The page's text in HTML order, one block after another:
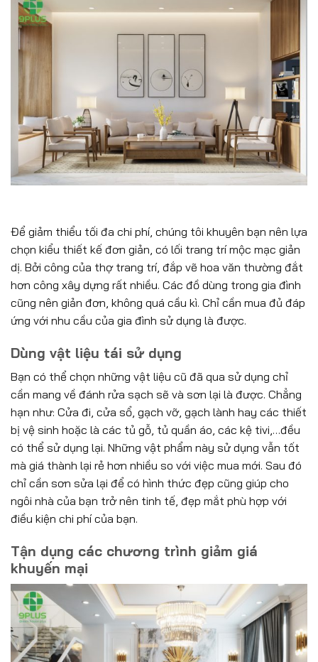
Để giảm thiểu tối đa chi phí, chúng tôi khuyên bạn nên lựa
chọn kiểu thiết kế đơn giản, có lối trang trí mộc mạc giản
dị. Bởi công của thợ trang trí, đắp vẽ hoa văn thường đắt
hơn công xây dựng rất nhiều. Các đồ dùng trong gia đình
cũng nên giản đơn, không quá cầu kì. Chỉ cần mua đủ đáp
ứng với nhu cầu của gia đình sử dụng là được.
Dùng vật liệu tái sử dụng
Bạn có thể chọn những vật liệu cũ đã qua sử dụng chỉ
cần mang về đánh rửa sạch sẽ và sơn lại là được. Chẳng
hạn như: Cửa đi, cửa sổ, gạch vỡ, gạch lành hay các thiết
bị vệ sinh hoặc là các tủ gỗ, tủ quần áo, các kệ tivi,…đều
có thể sử dụng lại. Những vật phẩm này sử dụng vẫn tốt
mà giá thành lại rẻ hơn nhiều so với việc mua mới. Sau đó
chỉ cần sơn sửa lại để có hình thức đẹp cũng giúp cho
ngôi nhà của bạn trở nên tinh tế, đẹp mắt phù hợp với
điều kiện chi phí của bạn.
Tận dụng các chương trình giảm giá
khuyến mại